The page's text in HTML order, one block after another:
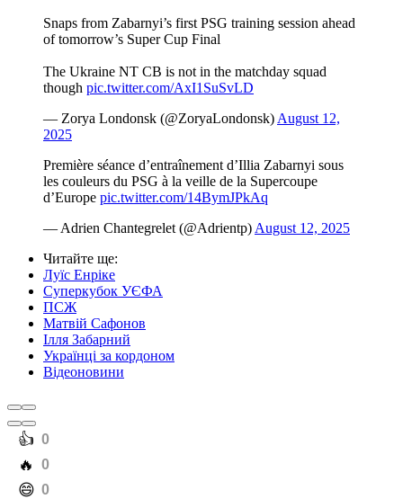
Snaps from Zabarnyi’s first PSG training session ahead
of tomorrow’s Super Cup Final
The Ukraine NT CB is not in the matchday squad
though pic.twitter.com/AxI1SuSvLD
— Zorya Londonsk (@ZoryaLondonsk) August 12,
2025
Première séance d’entraînement d’Illia Zabarnyi sous
les couleurs du PSG à la veille de la Supercoupe
d’Europe pic.twitter.com/14BymJPkAq
— Adrien Chantegrelet (@Adrientp) August 12, 2025
Читайте ще:
Луїс Енріке
Суперкубок УЄФА
ПСЖ
Матвій Сафонов
Ілля Забарний
Українці за кордоном
Відеоновини
️👍 0
️🔥 0
️😄 0